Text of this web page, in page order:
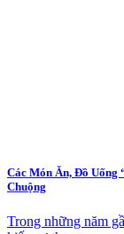
Các Món Ăn, Đồ Uống
Chuộng
Trong những năm